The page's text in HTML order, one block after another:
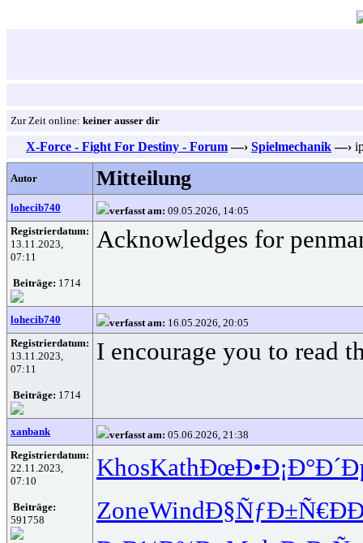
Zur Zeit online: keiner ausser dir
X-Force - Fight For Destiny - Forum —› Spielmechanik —›
Autor Mitteilung
lohecib740 verfasst am: 09.05.2026, 14:05
Registrierdatum:
13.11.2023,
07:11
Beiträge: 1714
Acknowledges for
lohecib740 verfasst am: 16.05.2026, 20:05
Registrierdatum:
13.11.2023,
07:11
Beiträge: 1714
I encourage you to read
xanbank verfasst am: 05.06.2026, 21:38
Registrierdatum:
22.11.2023,
07:10
Beiträge:
591758
KhosKathÐœÐ•Ð¡Ð°
ZoneWindÐ§ÑƒÐ±Ñ€